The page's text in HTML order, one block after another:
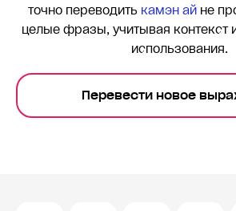
точно переводить камэн ай не
целые фразы, учитывая контекст
использования.
Перевести новое